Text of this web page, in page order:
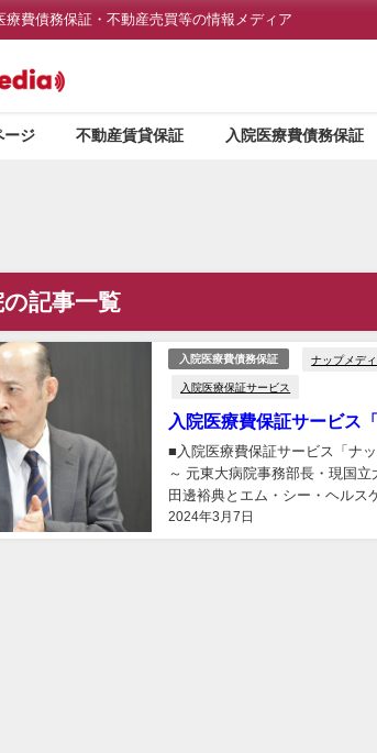
療費債務保証・不動産売買等の情報メディア
ージ 不動産賃貸保証 入院医療費債務保証
の記事一覧
入院医療費債務保証 ナップメデ
入院医療保証サービス
入院医療費保証サービス
2024年3月7日
■入院医療費保証サービス「ナ
～ 元東大病院事務部長・現国
田邊裕典とエム・シー・ヘルス
会は日本医療企画PHASE3編集